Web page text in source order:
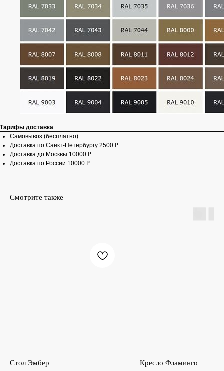
Тарифы доставка
Самовывоз (бесплатно)
Доставка по Санкт-Петербургу 2500 ₽
Доставка до Москвы 10000 ₽
Доставка по России 10000 ₽
Смотрите также
Стол Эмбер Кресло Фламинго